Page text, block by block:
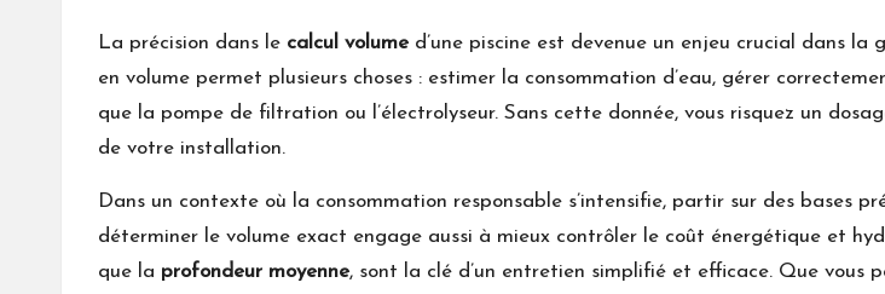
La précision dans le calcul volume d’une piscine est devenue un enjeu crucial dans
en volume permet plusieurs choses : estimer la consommation d’eau, gérer
que la pompe de filtration ou l’électrolyseur. Sans cette donnée, vous risquez un
de votre installation.
Dans un contexte où la consommation responsable s’intensifie, partir sur des bases
déterminer le volume exact engage aussi à mieux contrôler le coût énergétique et
que la profondeur moyenne, sont la clé d’un entretien simplifié et efficace. Que vous